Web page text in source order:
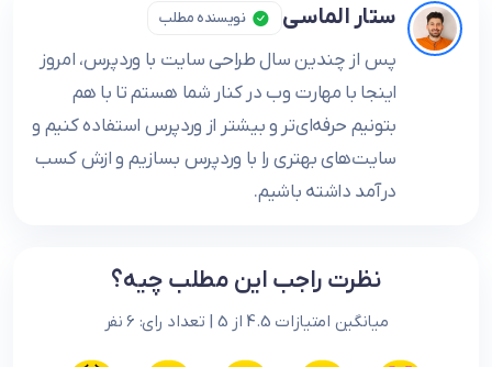
ستار الماسی نویسنده مطلب
پس از چندین سال طراحی سایت با وردپرس، امروز
اینجا با مهارت وب در کنار شما هستم تا با هم
بتونیم حرفه‌ای‌تر و بیشتر از وردپرس استفاده کنیم و
سایت‌های بهتری را با وردپرس بسازیم و ازش کسب
درآمد داشته باشیم.
نظرت راجب این مطلب چیه؟
میانگین امتیازات 4.5 از 5 | تعداد رای: 6 نفر